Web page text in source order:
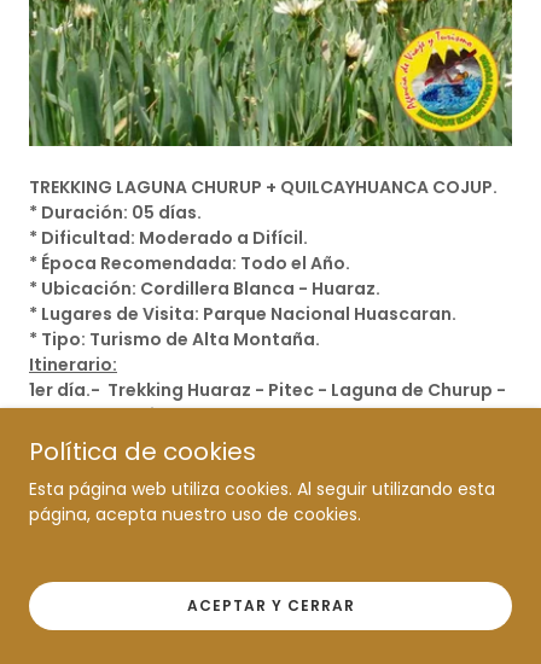
TREKKING LAGUNA CHURUP + QUILCAYHUANCA COJUP.
* Duración: 05 días.
* Dificultad: Moderado a Difícil.
* Época Recomendada: Todo el Año.
* Ubicación: Cordillera Blanca - Huaraz.
* Lugares de Visita: Parque Nacional Huascaran.
* Tipo: Turismo de Alta Montaña.
Itinerario:
1er día.- Trekking Huaraz - Pitec - Laguna de Churup -
Quebrada Quilcayhuanca.
2do día. - Quebrada Quilcayhuanca - Cayeshpampa
3er día. - Campamento Cayeshpampa - Laguna
Tullpacocha - Laguna Cuchillacocha (4625m) -
Campamento Cuchilla.
5to día. - Quebrada Cojup - Huaraz.
*** Fin Expedición de Trekking ***
Política de cookies
Esta página web utiliza cookies. Al seguir utilizando esta
página, acepta nuestro uso de cookies.
ACEPTAR Y CERRAR